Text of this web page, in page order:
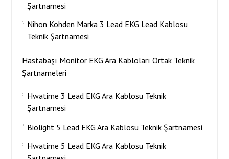
Şartnamesi
Nihon Kohden Marka 3 Lead EKG Lead Kablosu
Teknik Şartnamesi
Hastabaşı Monitör EKG Ara Kabloları Ortak Teknik
Şartnameleri
Hwatime 3 Lead EKG Ara Kablosu Teknik
Şartnamesi
Biolight 5 Lead EKG Ara Kablosu Teknik Şartnamesi
Hwatime 5 Lead EKG Ara Kablosu Teknik